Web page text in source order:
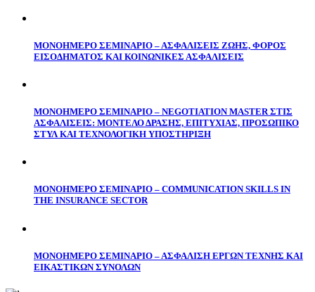
ΜΟΝΟΗΜΕΡΟ ΣΕΜΙΝΑΡΙΟ – ΑΣΦΑΛΙΣΕΙΣ ΖΩΗΣ, ΦΟΡΟΣ
ΕΙΣΟΔΗΜΑΤΟΣ ΚΑΙ ΚΟΙΝΩΝΙΚΕΣ ΑΣΦΑΛΙΣΕΙΣ
ΜΟΝΟΗΜΕΡΟ ΣΕΜΙΝΑΡΙΟ – NEGOTIATION MASTER ΣΤΙΣ
ΑΣΦΑΛΙΣΕΙΣ: ΜΟΝΤΕΛΟ ΔΡΑΣΗΣ, ΕΠΙΤΥΧΙΑΣ, ΠΡΟΣΩΠΙΚΟ
ΣΤΥΛ ΚΑΙ ΤΕΧΝΟΛΟΓΙΚΗ ΥΠΟΣΤΗΡΙΞΗ
ΜΟΝΟΗΜΕΡΟ ΣΕΜΙΝΑΡΙΟ – COMMUNICATION SKILLS IN
THE INSURANCE SECTOR
ΜΟΝΟΗΜΕΡΟ ΣΕΜΙΝΑΡΙΟ – ΑΣΦΑΛΙΣΗ ΕΡΓΩΝ ΤΕΧΝΗΣ ΚΑΙ
ΕΙΚΑΣΤΙΚΩΝ ΣΥΝΟΛΩΝ